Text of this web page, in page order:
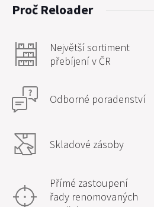
Proč Reloader
Největší sortiment
přebíjení v ČR
Odborné poradenství
Skladové zásoby
Přímé zastoupení
řady renomovaných